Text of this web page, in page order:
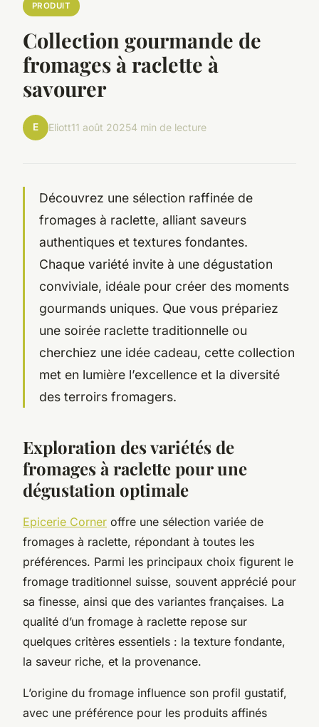
PRODUIT
Collection gourmande de
fromages à raclette à
savourer
E Eliott11 août 20254 min de lecture
Découvrez une sélection raffinée de
fromages à raclette, alliant saveurs
authentiques et textures fondantes.
Chaque variété invite à une dégustation
conviviale, idéale pour créer des moments
gourmands uniques. Que vous prépariez
une soirée raclette traditionnelle ou
cherchiez une idée cadeau, cette collection
met en lumière l’excellence et la diversité
des terroirs fromagers.
Exploration des variétés de
fromages à raclette pour une
dégustation optimale
Epicerie Corner offre une sélection variée de
fromages à raclette, répondant à toutes les
préférences. Parmi les principaux choix figurent le
fromage traditionnel suisse, souvent apprécié pour
sa finesse, ainsi que des variantes françaises. La
qualité d’un fromage à raclette repose sur
quelques critères essentiels : la texture fondante,
la saveur riche, et la provenance.
L’origine du fromage influence son profil gustatif,
avec une préférence pour les produits affinés